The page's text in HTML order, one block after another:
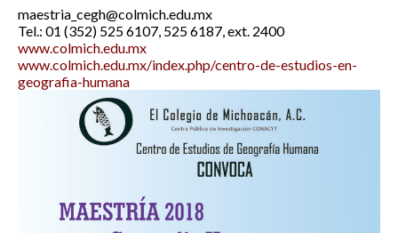
maestria_cegh@colmich.edu.mx
Tel.: 01 (352) 525 6107, 525 6187, ext. 2400
www.colmich.edu.mx
www.colmich.edu.mx/index.php/centro-de-estudios-en-
geografia-humana